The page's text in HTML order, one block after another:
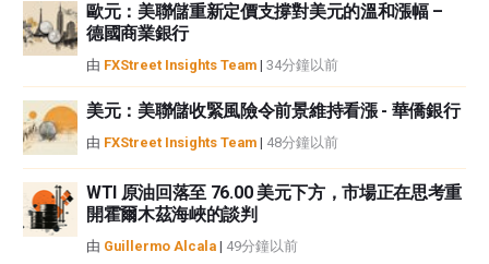
歐元：美聯儲重新定價支撐對美元的溫和漲幅 –
德國商業銀行
由 FXStreet Insights Team | 34分鐘以前
美元：美聯儲收緊風險令前景維持看漲 - 華僑銀行
由 FXStreet Insights Team | 48分鐘以前
WTI 原油回落至 76.00 美元下方，市場正在思考重
開霍爾木茲海峽的談判
由 Guillermo Alcala | 49分鐘以前